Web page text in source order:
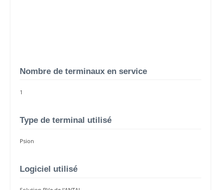
Nombre de terminaux en service
1
Type de terminal utilisé
Psion
Logiciel utilisé